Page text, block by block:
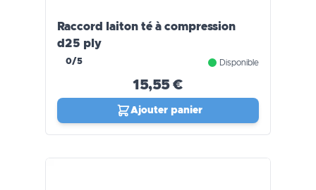
Raccord laiton té à compression
d25 ply
0/5 Disponible
15,55 €
Ajouter panier